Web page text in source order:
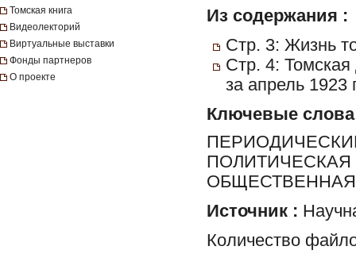
Томская книга
Видеолекторий
Виртуальные выставки
Фонды партнеров
О проекте
Из содержания :
Стр. 3: Жизнь
Стр. 4:
за апрель 1923
Ключевые слова
Источник :
Количество